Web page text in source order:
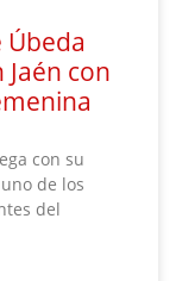
Úbeda
con
con su
de los
del